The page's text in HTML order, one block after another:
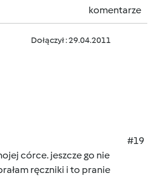
komentarze
Dołączył : 29.04.2011
#19
córce. jeszcze go nie
ręczniki i to pranie